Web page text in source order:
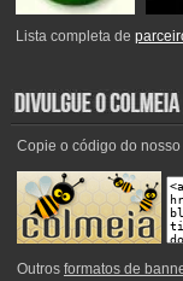
Lista completa de
Copie o código do nosso
Outros formatos de